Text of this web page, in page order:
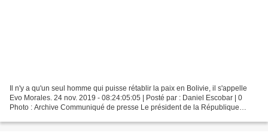
Il n'y a qu'un seul homme qui puisse rétablir la paix en Bolivie, il s'appelle
Evo Morales. 24 nov. 2019 - 08:24:05:05 | Posté par : Daniel Escobar | 0
Photo : Archive Communiqué de presse Le président de la République